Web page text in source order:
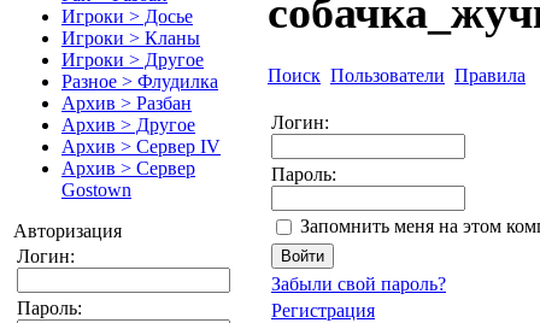
Игроки > Досье
Игроки > Кланы
Игроки > Другое
Разное > Флудилка
Архив > Разбан
Архив > Другое
Архив > Сервер IV
Архив > Сервер
Gostown
Авторизация
Логин:
Пароль:
Поиск Пользователи Правила
Логин:
Пароль:
Запомнить меня на этом
Забыли свой пароль?
Регистрация